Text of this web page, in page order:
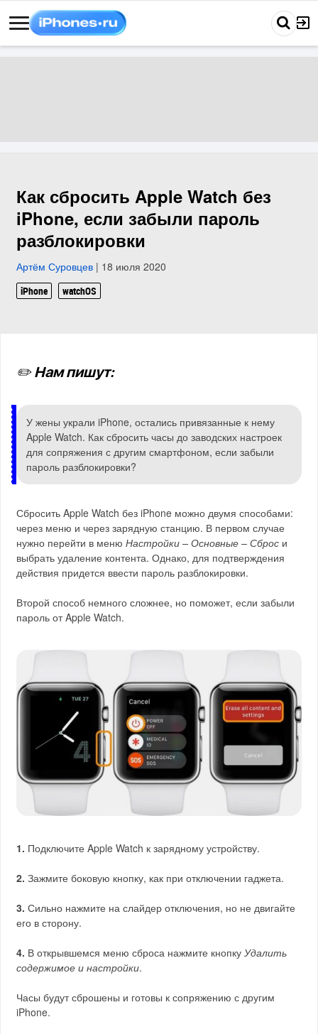
Как сбросить Apple Watch без
iPhone, если забыли пароль
разблокировки
Артём Суровцев | 18 июля 2020
iPhone watchOS
✏️ Нам пишут:
У жены украли iPhone, остались привязанные к нему
Apple Watch. Как сбросить часы до заводских настроек
для сопряжения с другим смартфоном, если забыли
пароль разблокировки?
Сбросить Apple Watch без iPhone можно двумя способами:
через меню и через зарядную станцию. В первом случае
нужно перейти в менюНастройки – Основные – Сброс и
выбрать удаление контента. Однако, для подтверждения
действия придется ввести пароль разблокировки.
Второй способ немного сложнее, но поможет, если забыли
пароль от Apple Watch.
1. Подключите Apple Watch к зарядному устройству.
2. Зажмите боковую кнопку, как при отключении гаджета.
3. Сильно нажмите на слайдер отключения, но не двигайте
его в сторону.
4. В открывшемся меню сброса нажмите кнопкуУдалить
содержимое и настройки.
Часы будут сброшены и готовы к сопряжению с другим
iPhone.